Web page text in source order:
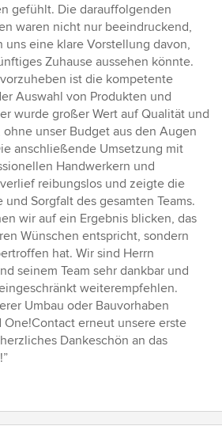
gefühlt. Die darauffolgenden
waren nicht nur beeindruckend,
uns eine klare Vorstellung davon,
Zuhause aussehen könnte.
ist die kompetente
Auswahl von Produkten und
wurde großer Wert auf Qualität und
unser Budget aus den Augen
anschließende Umsetzung mit
Handwerkern und
reibungslos und zeigte die
und Sorgfalt des gesamten Teams.
wir auf ein Ergebnis blicken, das
Wünschen entspricht, sondern
hat. Wir sind Herrn
seinem Team sehr dankbar und
weiterempfehlen.
Umbau oder Bauvorhaben
One!Contact erneut unsere erste
Dankeschön an das